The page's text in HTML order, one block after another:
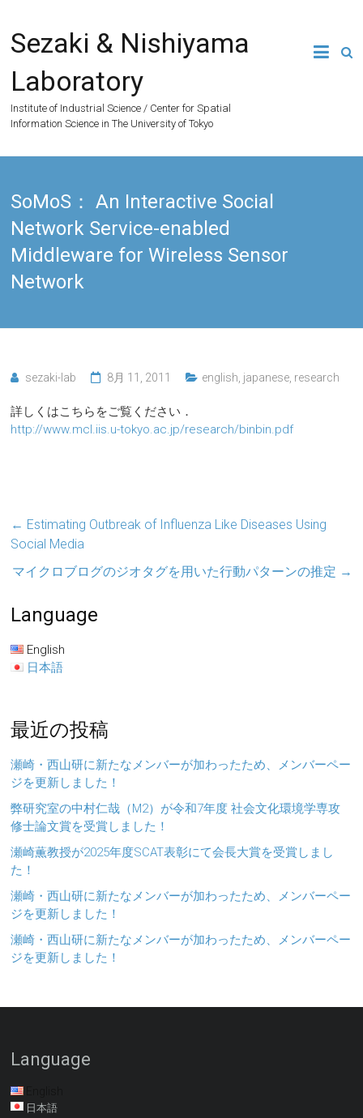
content
Sezaki & Nishiyama
Laboratory
Institute of Industrial Science / Center for Spatial
Information Science in The University of Tokyo
SoMoS： An Interactive Social
Network Service-enabled
Middleware for Wireless Sensor
Network
sezaki-lab 8月 11, 2011 english japanese research
詳しくはこちらをご覧ください．
http://www.mcl.iis.u-tokyo.ac.jp/research/binbin.pdf
← Estimating Outbreak of Influenza Like Diseases Using
Social Media
マイクロブログのジオタグを用いた行動パターンの推定 →
Language
English
日本語
最近の投稿
瀬崎・西山研に新たなメンバーが加わったため、メンバーペー
ジを更新しました！
弊研究室の中村仁哉（M2）が令和7年度 社会文化環境学専攻
修士論文賞を受賞しました！
瀬崎薫教授が2025年度SCAT表彰にて会長大賞を受賞しまし
た！
瀬崎・西山研に新たなメンバーが加わったため、メンバーペー
ジを更新しました！
瀬崎・西山研に新たなメンバーが加わったため、メンバーペー
ジを更新しました！
Language
日本語